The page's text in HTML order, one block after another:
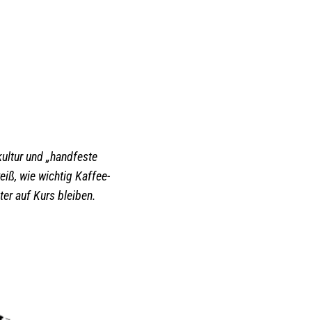
und „handfeste
wie wichtig Kaffee-
auf Kurs bleiben.